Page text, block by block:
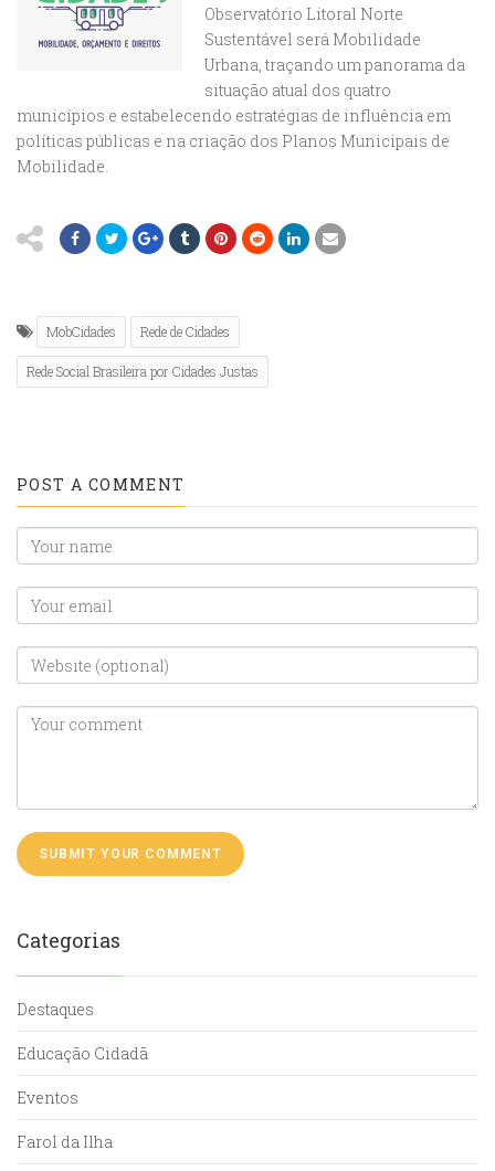
Observatório Litoral Norte
Sustentável será Mobilidade
Urbana, traçando um panorama da
situação atual dos quatro
municípios e estabelecendo estratégias de influência em
políticas públicas e na criação dos Planos Municipais de
Mobilidade.
MobCidades Rede de Cidades
Rede Social Brasileira por Cidades Justas
POST A COMMENT
Categorias
Destaques
Educação Cidadã
Eventos
Farol da Ilha